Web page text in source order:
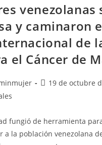
venezolanas
y caminaron
de
el Cáncer de
19 de octubre
fungió de herramienta
a la población venezolana